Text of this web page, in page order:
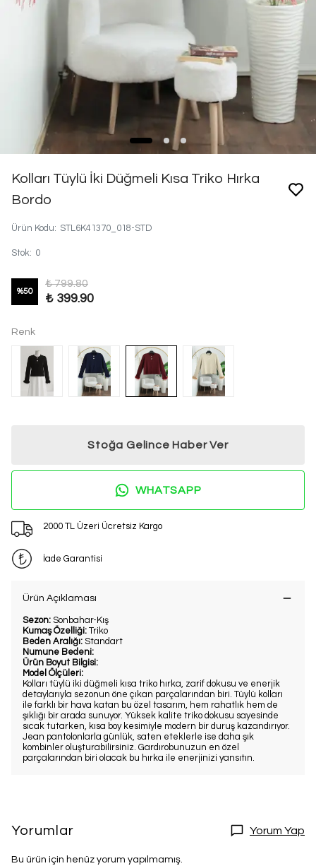
Kolları Tüylü İki Düğmeli Kısa Triko Hırka
Bordo
Ürün Kodu: STL6K41370_018-STD
Stok: 0
%50
₺ 799.80
₺ 399.90
Renk
Stoğa Gelince Haber Ver
WHATSAPP
2000 TL Üzeri Ücretsiz Kargo
İade Garantisi
Ürün Açıklaması
Sezon: Sonbahar-Kış
Kumaş Özelliği: Triko
Beden Aralığı: Standart
Numune Bedeni:
Ürün Boyut Bilgisi:
Model Ölçüleri:
Kolları tüylü iki düğmeli kısa triko hırka, zarif dokusu ve enerjik
detaylarıyla sezonun öne çıkan parçalarından biri. Tüylü kolları
ile farklı bir hava katan bu özel tasarım, hem rahatlık hem de
şıklığı bir arada sunuyor. Yüksek kalite triko dokusu sayesinde
sıcak tutarken, kısa boy kesimiyle modern bir duruş kazandırıyor.
Jean pantolonlarla günlük, saten eteklerle ise daha şık
kombinler oluşturabilirsiniz. Gardırobunuzun en özel
parçalarından biri olacak bu hırka ile enerjinizi yansıtın.
Yorumlar Yorum Yap
Bu ürün için henüz yorum yapılmamış.